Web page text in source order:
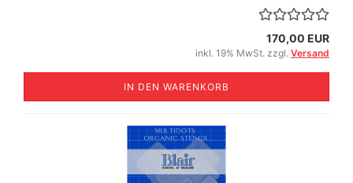
170,00 EUR
inkl. 19% MwSt. zzgl. Versand
IN DEN WARENKORB